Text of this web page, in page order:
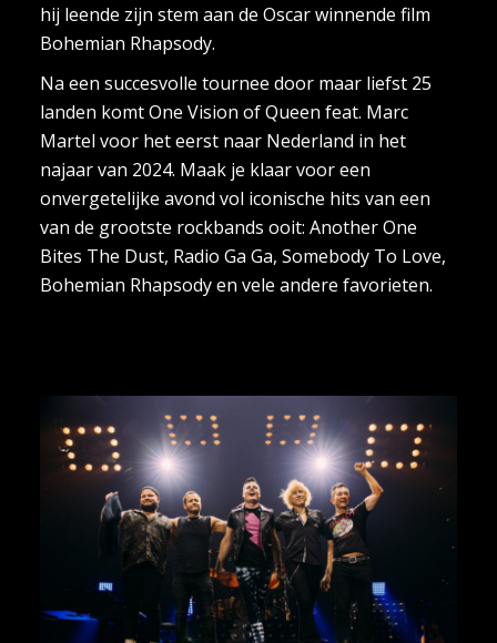
hij leende zijn stem aan de Oscar winnende film
Bohemian Rhapsody.
Na een succesvolle tournee door maar liefst 25
landen komt One Vision of Queen feat. Marc
Martel voor het eerst naar Nederland in het
najaar van 2024. Maak je klaar voor een
onvergetelijke avond vol iconische hits van een
van de grootste rockbands ooit: Another One
Bites The Dust, Radio Ga Ga, Somebody To Love,
Bohemian Rhapsody en vele andere favorieten.